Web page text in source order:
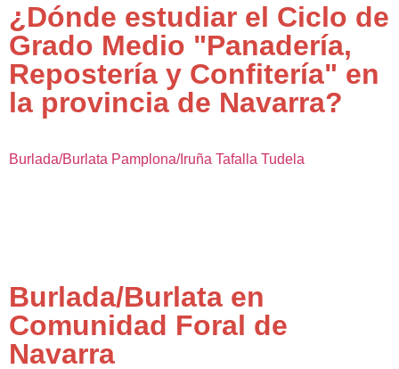
¿Dónde estudiar el Ciclo de
Grado Medio "Panadería,
Repostería y Confitería" en
la provincia de Navarra?
Burlada/Burlata Pamplona/Iruña Tafalla Tudela
Burlada/Burlata en
Comunidad Foral de
Navarra